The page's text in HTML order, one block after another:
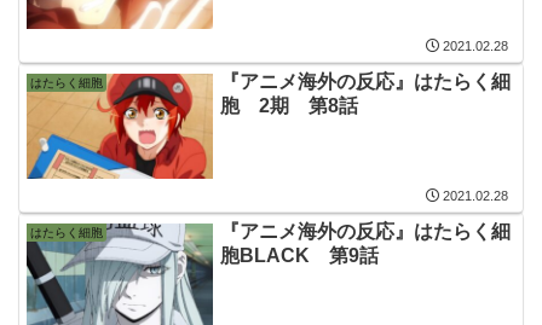
2021.02.28
はたらく細胞
『アニメ海外の反応』はたらく細
胞 2期 第8話
2021.02.28
はたらく細胞
『アニメ海外の反応』はたらく細
胞BLACK 第9話